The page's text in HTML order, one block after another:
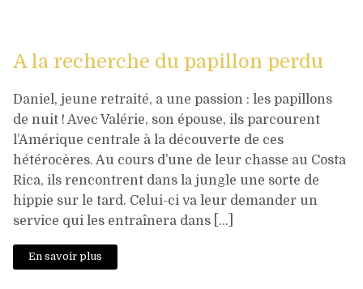
A la recherche du papillon perdu
Daniel, jeune retraité, a une passion : les papillons
de nuit ! Avec Valérie, son épouse, ils parcourent
l’Amérique centrale à la découverte de ces
hétérocères. Au cours d’une de leur chasse au Costa
Rica, ils rencontrent dans la jungle une sorte de
hippie sur le tard. Celui-ci va leur demander un
service qui les entraînera dans […]
En savoir plus